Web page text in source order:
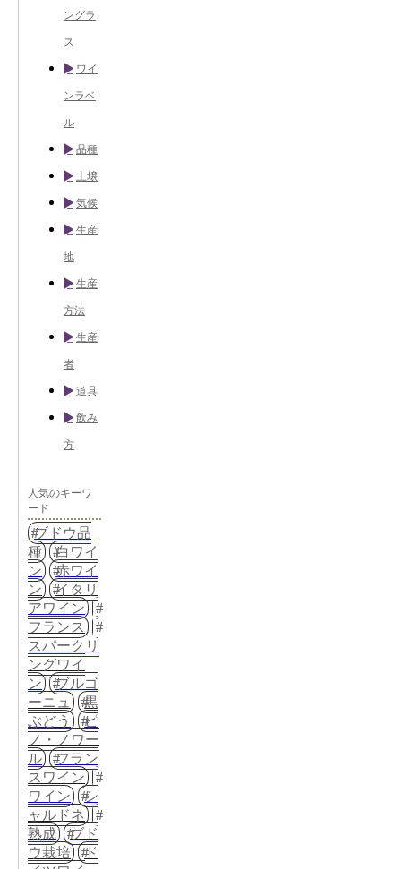
ングラ
ス
ワイ
ンラベ
ル
品種
土壌
気候
生産
地
生産
方法
生産
者
道具
飲み
方
人気のキーワ
ード
ブドウ品
種
白ワイ
ン
赤ワイ
ン
イタリ
アワイン
フランス
スパークリ
ングワイ
ン
ブルゴ
ーニュ
黒
ぶどう
ピ
ノ・ノワー
ル
フラン
スワイン
ワイン
シ
ャルドネ
熟成
ブド
ウ栽培
ド